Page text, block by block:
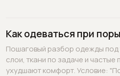
Как одеваться при
Пошаговый разбор одежды
слои, ткани по задаче и
ухудшают комфорт. Условие: